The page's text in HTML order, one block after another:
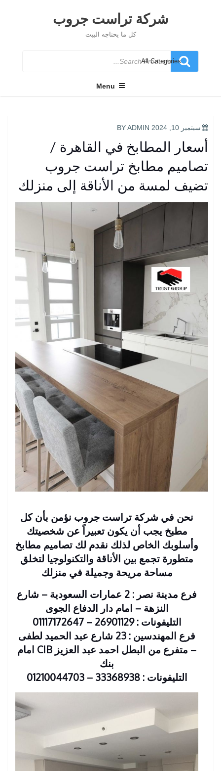
شركة تراست جروب
كل ما يحتاجه البيت
Search
for
Menu
POSTED
سبتمبر 10, 2024 ADMIN
أسعار المطابخ في القاهرة /
تصاميم مطابخ تراست جروب
تضيف لمسة من الأناقة إلى منزلك
نحن في شركة تراست جروب نؤمن بأن كل
مطبخ يجب أن يكون تعبيراً عن شخصيتك
وأسلوبك الخاص لذلك نقدم لك تصاميم مطابخ
متطورة تجمع بين الأناقة والتكنولوجيا لتخلق
مساحة مريحة وجميلة في منزلك
فرع مدينة نصر : 2 عمارات السعودية – شارع
النزهة – امام دار الدفاع الجوى
التليفونات : 26901129 – 01117172647
فرع المهندسين : 23 شارع عبد الحميد لطفى
– متفرع من البطل احمد عبد العزيز CIB امام
بنك
التليفونات : 33368938 – 01210044703